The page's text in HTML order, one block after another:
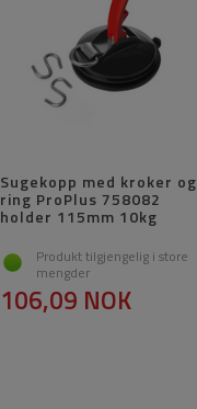
Sugekopp med kroker og
ring ProPlus 758082
holder 115mm 10kg
Produkt tilgjengelig i store
mengder
106,09 NOK